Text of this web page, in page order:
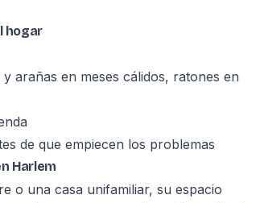
hogar
arañas en meses cálidos, ratones en
de que empiecen los problemas
Harlem
o una casa unifamiliar, su espacio